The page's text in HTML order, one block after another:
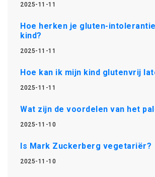
2025-11-11
Hoe herken je gluten-
kind?
2025-11-11
Hoe kan ik mijn kind glutenvrij
2025-11-11
Wat zijn de voordelen van het
2025-11-10
Is Mark Zuckerberg vegetariër?
2025-11-10